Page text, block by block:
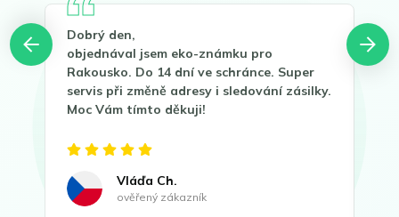
Dobrý den,
objednával jsem eko-známku pro
Rakousko. Do 14 dní ve schránce. Super
servis při změně adresy i sledování zásilky.
Moc Vám tímto děkuji!
Vláďa Ch.
ověřený zákazník